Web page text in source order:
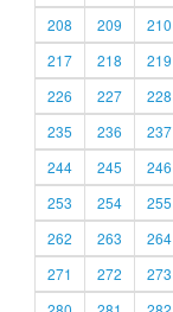
208
209 210
217
218 219
226
227 228
235
236 237
244
245 246
253
254 255
262
263 264
271
272 273